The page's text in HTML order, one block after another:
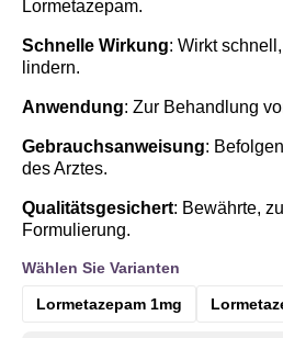
Lormetazepam.
Schnelle Wirkung: Wirkt
lindern.
Anwendung: Zur Behandlung
Gebrauchsanweisung:
des Arztes.
Qualitätsgesichert: Bewährte,
Formulierung.
Wählen Sie Varianten
Lormetazepam 1mg